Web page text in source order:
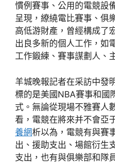
慣例賽事、公用的電競設
呈現，繚繞電比賽事、俱
高低游財產，曾經構成了
出良多新的個人工作，如
工作鍛練、賽事謀劃人、
羊城晚報記者在采訪中發
標的是美國NBA賽事和國
式。無論從現場不雅賽人
看，電競在將來并不會亞
養網析以為，電競有與賽
出、援助支出、場館衍生
支出，也有與俱樂部和隊